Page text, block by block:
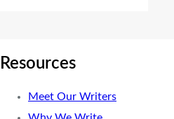
Resources
Meet Our Writers